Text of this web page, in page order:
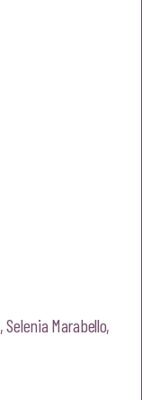
,Selenia Marabello,